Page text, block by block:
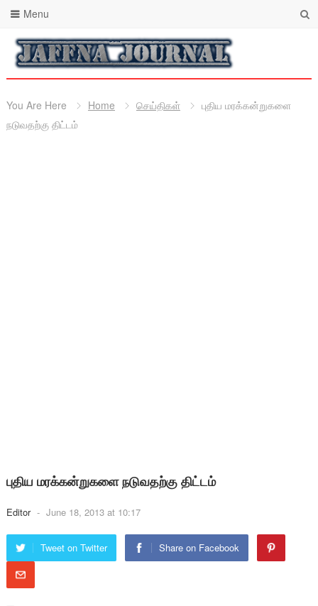
Menu
You Are Here Home செய்திகள்
புதிய மரக்கன்றுகளை
நடுவதற்கு திட்டம்
புதிய மரக்கன்றுகளை நடுவதற்கு திட்டம்
Editor - June 18, 2013 at 10:17
Tweet on Twitter Share on Facebook